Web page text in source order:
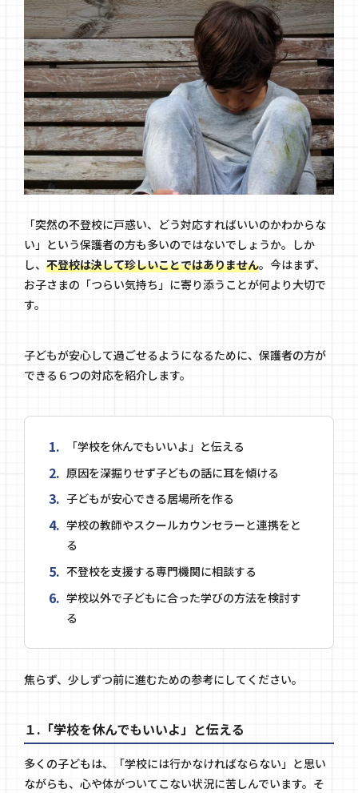
「突然の不登校に戸惑い、どう対応すればいいのかわからな
い」という保護者の方も多いのではないでしょうか。しか
し、 不登校は決して珍しいことではありません。今はまず、
お子さまの「つらい気持ち」に寄り添うことが何より大切で
す。
子どもが安心して過ごせるようになるために、保護者の方が
できる６つの対応を紹介します。
「学校を休んでもいいよ」と伝える
原因を深掘りせず子どもの話に耳を傾ける
子どもが安心できる居場所を作る
学校の教師やスクールカウンセラーと連携をと
る
不登校を支援する専門機関に相談する
学校以外で子どもに合った学びの方法を検討す
る
焦らず、少しずつ前に進むための参考にしてください。
１.「学校を休んでもいいよ」と伝える
多くの子どもは、「学校には行かなければならない」と思い
ながらも、心や体がついてこない状況に苦しんでいます。そ